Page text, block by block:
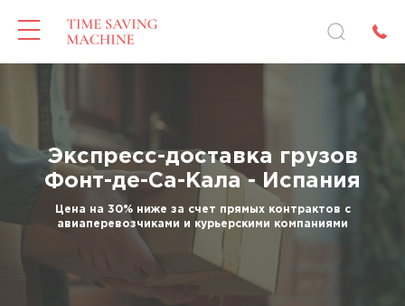
Экспресс-доставка грузов
Фонт-де-Са-Кала - Испания
Цена на 30% ниже за счет прямых контрактов с
авиаперевозчиками и курьерскими компаниями